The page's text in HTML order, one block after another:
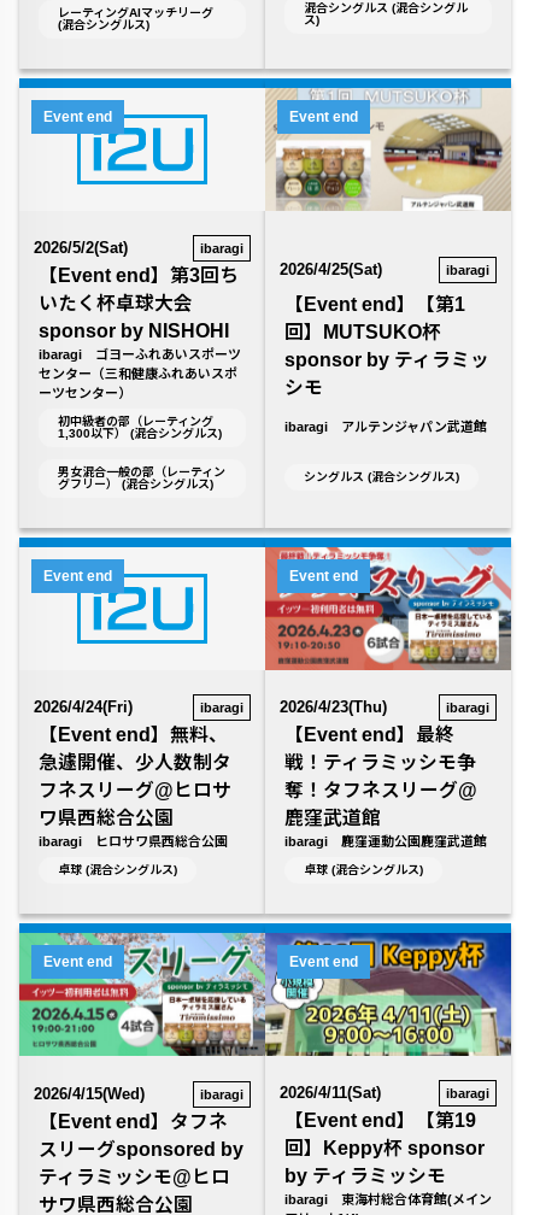
レーティングAIマッチリーグ
(混合シングルス)
混合シングルス (混合シングル
ス)
Event end
2026/5/2(Sat) ibaragi
【Event end】第3回ち
いたく杯卓球大会
sponsor by NISHOHI
ibaragi ゴヨーふれあいスポーツ
センター（三和健康ふれあいスポ
ーツセンター）
初中級者の部（レーティング
1,300以下） (混合シングルス)
男女混合一般の部（レーティン
グフリー） (混合シングルス)
Event end
2026/4/25(Sat) ibaragi
【Event end】【第1
回】MUTSUKO杯
sponsor by ティラミッ
シモ
ibaragi アルテンジャパン武道館
シングルス (混合シングルス)
Event end
2026/4/24(Fri) ibaragi
【Event end】無料、
急遽開催、少人数制タ
フネスリーグ@ヒロサ
ワ県西総合公園
ibaragi ヒロサワ県西総合公園
卓球 (混合シングルス)
Event end
2026/4/23(Thu) ibaragi
【Event end】最終
戦！ティラミッシモ争
奪！タフネスリーグ@
鹿窪武道館
ibaragi 鹿窪運動公園鹿窪武道館
卓球 (混合シングルス)
Event end
2026/4/15(Wed) ibaragi
【Event end】タフネ
スリーグsponsored by
ティラミッシモ@ヒロ
サワ県西総合公園
Event end
2026/4/11(Sat) ibaragi
【Event end】【第19
回】Keppy杯 sponsor
by ティラミッシモ
ibaragi 東海村総合体育館(メイン